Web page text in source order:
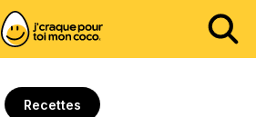
Recettes